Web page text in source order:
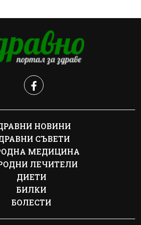
НОВИНИ
СЪВЕТИ
МЕДИЦИНА
ЛЕЧИТЕЛИ
ДИЕТИ
БИЛКИ
БОЛЕСТИ